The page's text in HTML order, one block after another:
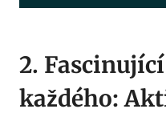
2.
každého: